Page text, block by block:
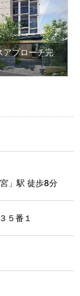
アプローチ完
」駅 徒歩8分
５番１